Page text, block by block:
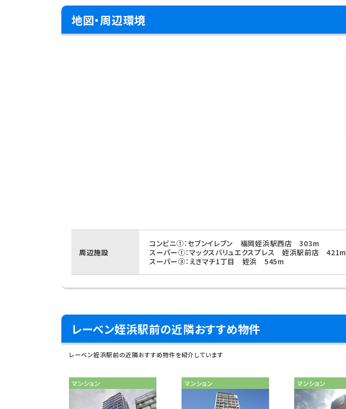
地図・周辺環境
周辺施設
コンビニ①：セブンイレブン 福岡姪浜駅西店 303m
スーパー①：マックスバリュエクスプレス 姪浜駅前店 421m
スーパー③：えきマチ1丁目 姪浜 545m
レーベン姪浜駅前の近隣おすすめ物件
レーベン姪浜駅前の近隣おすすめ物件を紹介しています
マンション マンション マンション